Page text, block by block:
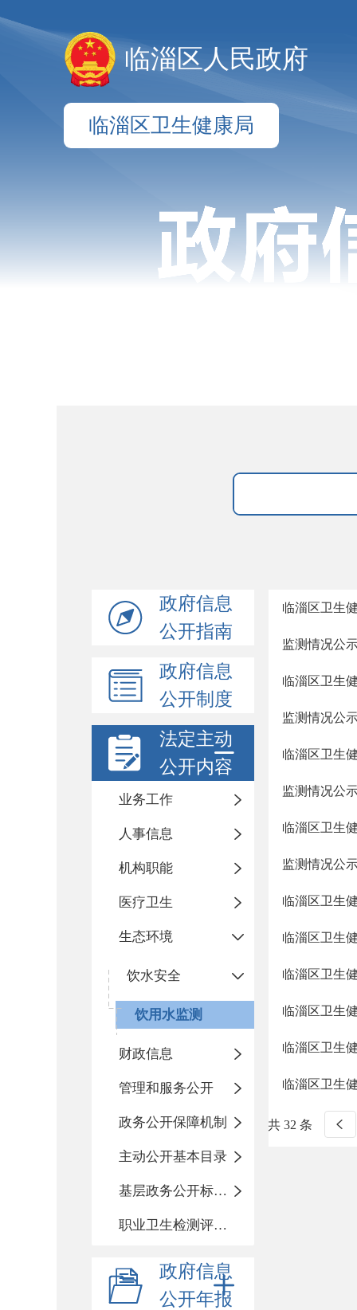
临淄区人民政府
临淄区卫生健康局
政府信息
公开指南
政府信息
公开制度
法定主动
公开内容
业务工作
人事信息
机构职能
医疗卫生
生态环境
饮水安全
饮用水监测
财政信息
管理和服务公开
政务公开保障机制
主动公开基本目录
基层政务公开标准化目录
职业卫生检测评价信息
政府信息
公开年报
临淄区卫生
监测情况公
临淄区卫生
监测情况公
临淄区卫生
监测情况公
临淄区卫生
监测情况公
临淄区卫生
临淄区卫生
临淄区卫生
临淄区卫生
临淄区卫生
临淄区卫生
共 32 条